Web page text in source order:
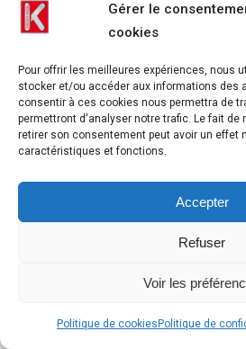
Gérer le
cookies
Pour offrir les meilleures expériences, nous
stocker et/ou accéder aux informations des
consentir à ces cookies nous permettra de
permettront d'analyser notre trafic. Le fait de
retirer son consentement peut avoir un effet
caractéristiques et fonctions.
Accepter
Refuser
Voir les
Politique de cookies Politique de
ARENDAL carre 1